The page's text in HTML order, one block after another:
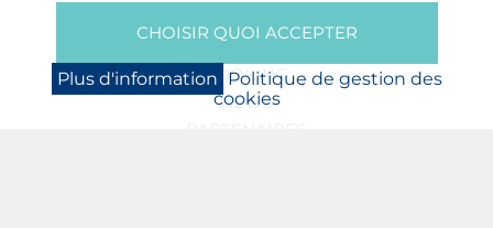
Presse
BOOKING
NEWS
PARTENAIRES
CHOISIR QUOI ACCEPTER
Plus d'information Politique de gestion des
cookies